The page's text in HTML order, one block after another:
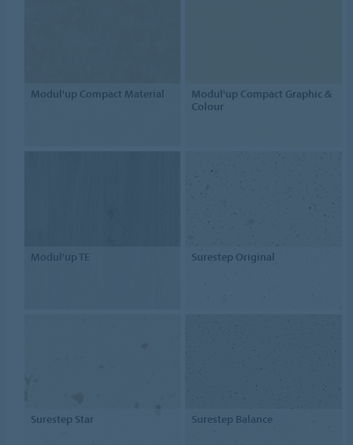
Modul'up Compact Material
Modul'up Compact Graphic &
Colour
Modul'up TE Surestep Original
Surestep Star Surestep Balance